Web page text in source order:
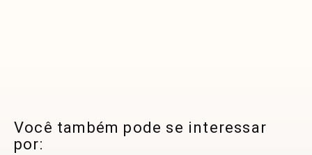
Você também pode se interessar
por: